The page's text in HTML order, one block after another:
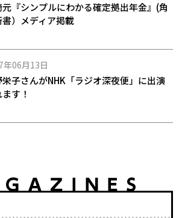
元『シンプルにわかる確定拠出年金』(角
書）メディア掲載
年06月13日
子さんがNHK「ラジオ深夜便」に出演
す！